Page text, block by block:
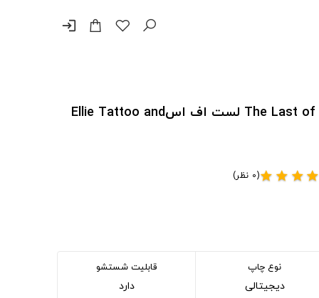
login
پد موس و دسک پد طرح The Last of Us لست اف اسEllie Tattoo and
star
star
star
star(0 نظر)
نوع چاپ
دیجیتالی
قابلیت شستشو
دارد